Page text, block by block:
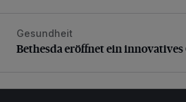
Bethesda eröffnet ein innovatives
Gesundheit
Bethesda eröffnet ein